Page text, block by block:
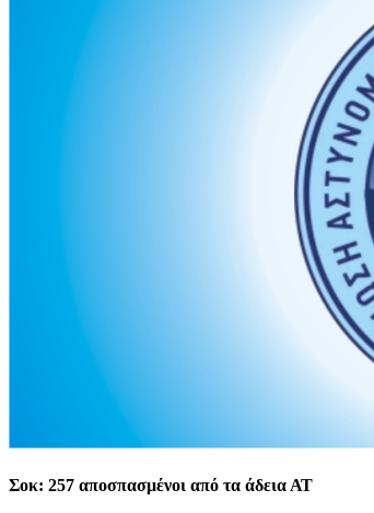
Σοκ: 257 αποσπασμένοι από τα άδεια ΑΤ